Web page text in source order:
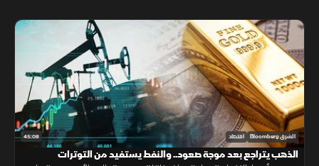
45:08 الشرق Bloomberg اقتصاد
الذهب يتراجع بعد موجة صعود.. والنفط يستفيد من التوترات